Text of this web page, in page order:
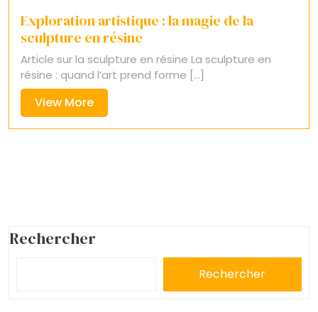
Exploration artistique : la magie de la
sculpture en résine
Article sur la sculpture en résine La sculpture en
résine : quand l’art prend forme [...]
View MoreView
More
Rechercher
Rechercher